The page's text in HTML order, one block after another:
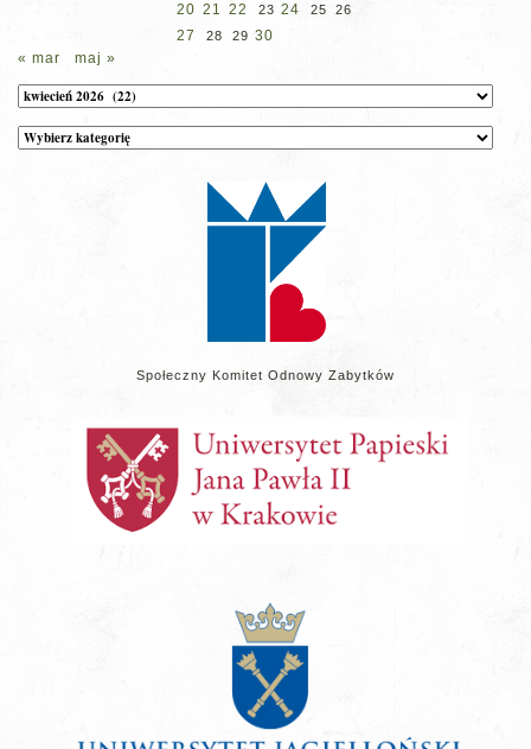
20 21 22 23 24 25 26
27 28 29 30
« mar
maj »
Archiwum
Kategorie
wpisów
Społeczny Komitet Odnowy Zabytków